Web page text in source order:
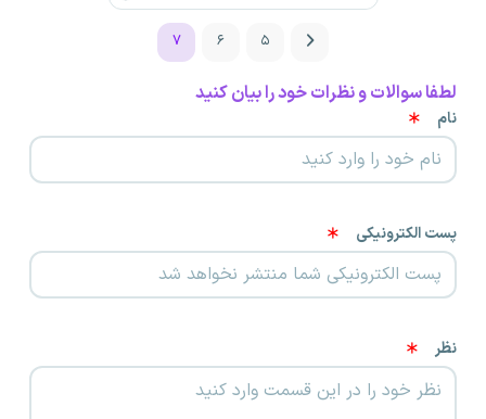
۵ ۶ ۷
لطفا سوالات و نظرات خود را بیان کنید
نام
پست الکترونیکی
نظر